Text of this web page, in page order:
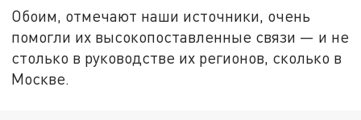
Обоим, отмечают наши источники, очень
помогли их высокопоставленные связи — и не
столько в руководстве их регионов, сколько в
Москве.